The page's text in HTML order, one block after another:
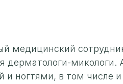
медицинский
дерматологи-микологи.
и ногтями, в том числе и